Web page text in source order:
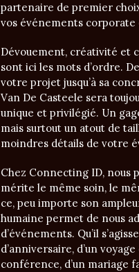
partenaire de premier
vos événements corporate
Dévouement, créativité et
sont ici les mots d’ordre.
votre projet jusqu’à sa
Van De Casteele sera
unique et privilégié. Un
mais surtout un atout de
moindres détails de votre
Chez Connecting ID, nous
mérite le même soin, le
ce, peu importe son
humaine permet de nous
d’événements. Qu’il
d’anniversaire, d’un voyage
conférence, d’un mariage